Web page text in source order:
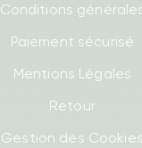
Conditions
Paiement sécurisé
Mentions Légales
Retour
Gestion des Cookies